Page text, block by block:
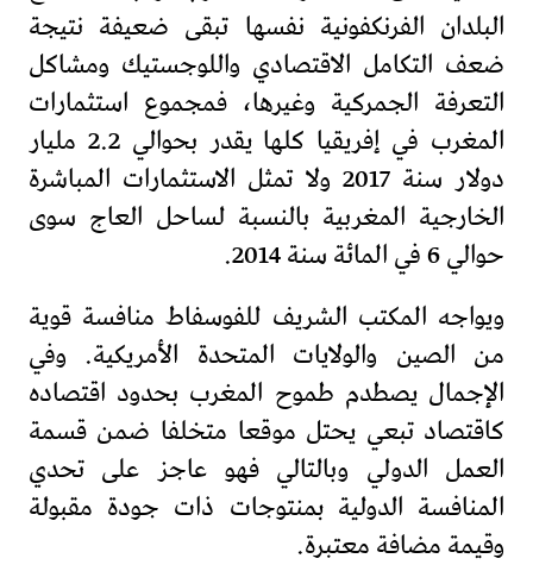
البلدان الفرنكفونية نفسها تبقى ضعيفة نتيجة
ضعف التكامل الاقتصادي واللوجستيك ومشاكل
التعرفة الجمركية وغيرها، فمجموع استثمارات
المغرب في إفريقيا كلها يقدر بحوالي 2.2 مليار
دولار سنة 2017 ولا تمثل الاستثمارات المباشرة
الخارجية المغربية بالنسبة لساحل العاج سوى
حوالي 6 في المائة سنة 2014.
ويواجه المكتب الشريف للفوسفاط منافسة قوية
من الصين والولايات المتحدة الأمريكية. وفي
الإجمال يصطدم طموح المغرب بحدود اقتصاده
كاقتصاد تبعي يحتل موقعا متخلفا ضمن قسمة
العمل الدولي وبالتالي فهو عاجز على تحدي
المنافسة الدولية بمنتوجات ذات جودة مقبولة
وقيمة مضافة معتبرة.